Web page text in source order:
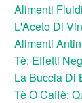
Alimenti
L'Aceto Di
Alimenti
Tè: Effetti
La Buccia Di
Tè O Caffè: